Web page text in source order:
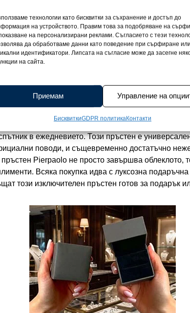
технологии като бисквитки за съхранение и достъп до
на устройството. Правим това за подобряване на
на персонализирани реклами. Съгласието с тези
да обработваме данни като поведение при сърфиране или
идентификатори. Липсата на съгласие може да засегне
на сайта.
Приемам Управление на
БисквиткиGDPR политикаКонтакти
Описание Отзиви 1
със сребърният пръстен Pierpaolo, който
блясък. Изработен от висококачествено
с непроменена интензивност и остава
В сърцевината му блести впечатляващ кръгъл
придават допълнителен обем, дълбочина и
1,5 см, той е създаден така, че да бъде
в ежедневието. Този пръстен е
поводи, и същевременно достатъчно
Pierpaolo не просто завършва облеклото,
Всяка покупка идва с луксозна подаръчна
този изключителен пръстен готов за подарък